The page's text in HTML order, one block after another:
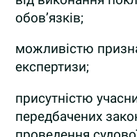
обов’язків;
можливістю
експертизи;
присутністю
передбачених